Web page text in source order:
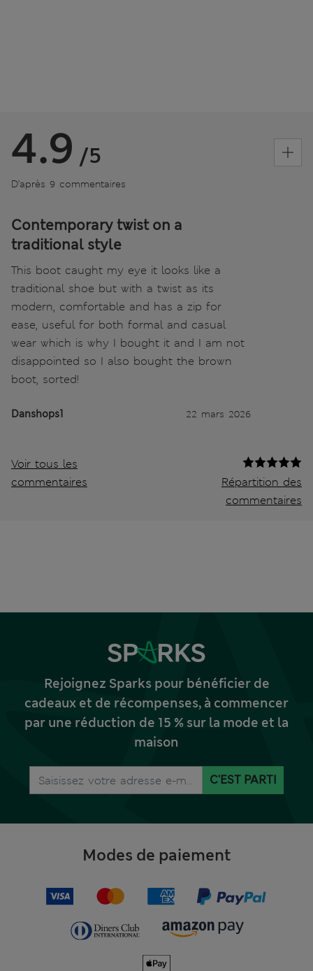
4.9 /5
D’après 9 commentaires
Contemporary twist on a
traditional style
This boot caught my eye it looks like a
traditional shoe but with a twist as its
modern, comfortable and has a zip for
ease, useful for both formal and casual
wear which is why I bought it and I am not
disappointed so I also bought the brown
boot, sorted!
Danshops1 22 mars 2026
Voir tous les
commentaires
Répartition des
commentaires
Rejoignez Sparks pour bénéficier de
cadeaux et de récompenses, à commencer
par une réduction de 15 % sur la mode et la
maison
C'EST PARTI
Modes de paiement